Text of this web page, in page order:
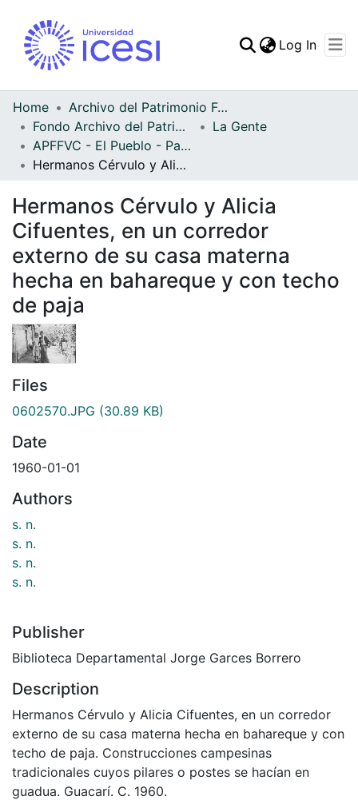
Statistics
Log In
Home
Archivo del Patrimonio Fotográfico y Fílmico del Valle del Cauca
Fondo Archivo del Patrimonio Fotográfico y Fílmico del Valle del Cauca
La Gente
APFFVC - El Pueblo - Patrimonial
Hermanos Cérvulo y Alicia Cifuentes, en un corredor externo de su casa materna hecha en bahareque y con techo de paja
Hermanos Cérvulo y Alicia
Cifuentes, en un corredor
externo de su casa materna
hecha en bahareque y con techo
de paja
Files
0602570.JPG (30.89 KB)
Date
1960-01-01
Authors
s. n.
s. n.
s. n.
s. n.
Publisher
Biblioteca Departamental Jorge Garces Borrero
Description
Hermanos Cérvulo y Alicia Cifuentes, en un corredor
externo de su casa materna hecha en bahareque y con
techo de paja. Construcciones campesinas
tradicionales cuyos pilares o postes se hacían en
guadua. Guacarí. C. 1960.